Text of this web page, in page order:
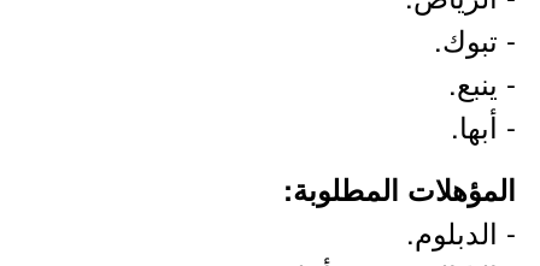
- تبوك.
- ينبع.
- أبها.
المؤهلات المطلوبة:
- الدبلوم.